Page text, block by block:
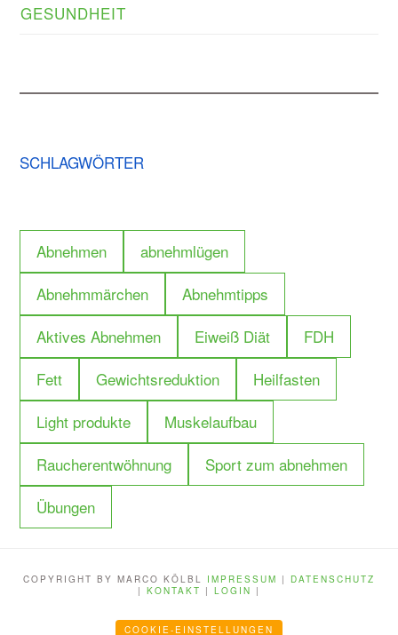
GESUNDHEIT
SCHLAGWÖRTER
Abnehmen
abnehmlügen
Abnehmmärchen
Abnehmtipps
Aktives Abnehmen
Eiweiß Diät
FDH
Fett
Gewichtsreduktion
Heilfasten
Light produkte
Muskelaufbau
Raucherentwöhnung
Sport zum abnehmen
Übungen
COPYRIGHT BY MARCO KÖLBL IMPRESSUM | DATENSCHUTZ
| KONTAKT | LOGIN |
COOKIE-EINSTELLUNGEN